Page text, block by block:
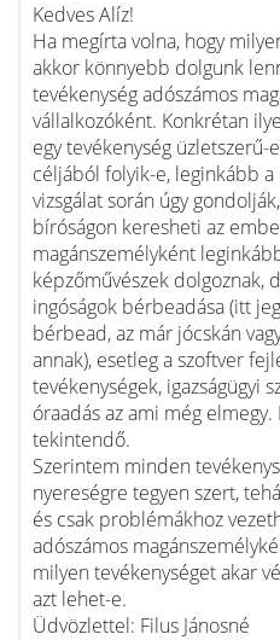
Kedves Alíz!
Ha megírta volna, hogy
akkor könnyebb dolgunk
tevékenység adószámos
vállalkozóként. Konkrétan
egy tevékenység üzletszerű-
céljából folyik-e, leginkább
vizsgálat során úgy
bíróságon keresheti az
magánszemélyként
képzőművészek dolgoznak,
ingóságok bérbeadása (itt
bérbead, az már jócskán
annak), esetleg a szoftver
tevékenységek, igazságügyi
óraadás az ami még
tekintendő.
Szerintem minden
nyereségre tegyen szert,
és csak problémákhoz
adószámos
milyen tevékenységet akar
azt lehet-e.
Üdvözlettel: Filus Jánosné